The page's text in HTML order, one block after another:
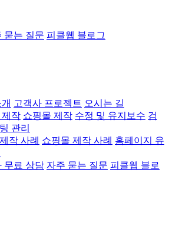
묻는 질문 피클웹 블로그
고객사 프로젝트 오시는 길
제작 쇼핑몰 제작 수정 및 유지보수 검
관리
작 사례 쇼핑몰 제작 사례 홈페이지 유
무료 상담 자주 묻는 질문 피클웹 블로